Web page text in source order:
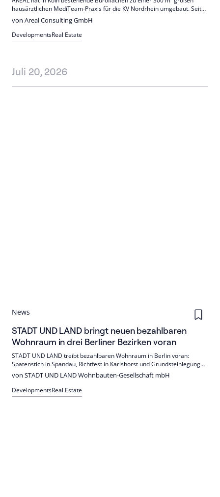
hausärztlichen MediTeam-Praxis für die KV Nordrhein umgebaut. Seit
1. Juli 2026 dient sie als Reallabor für digitale und KI-gestützte
Versorgungslösungen. Nachhaltigkeit und effiziente Abläufe stehen im
Fokus.
von Areal Consulting GmbH
DevelopmentsReal Estate
Juli 20, 2026
News
STADT UND LAND bringt neuen bezahlbaren
Wohnraum in drei Berliner Bezirken voran
STADT UND LAND treibt bezahlbaren Wohnraum in Berlin voran:
Spatenstich in Spandau, Richtfest in Karlshorst und Grundsteinlegung
in Friedrichshain. Insgesamt entstehen 366 Mietwohnungen, davon 359
von STADT UND LAND Wohnbauten-Gesellschaft mbH
DevelopmentsReal Estate